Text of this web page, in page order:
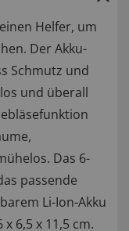
Helfer, um
Der Akku-
Schmutz und
und überall
Das 6-
passende
Li-Ion-Akku
x 6,5 x 11,5 cm.